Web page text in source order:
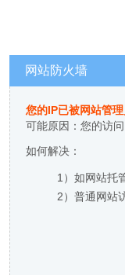
网站防火墙
您的IP已被网站管
可能原因：您的访
如何解决：
1）如网站托
2）普通网站